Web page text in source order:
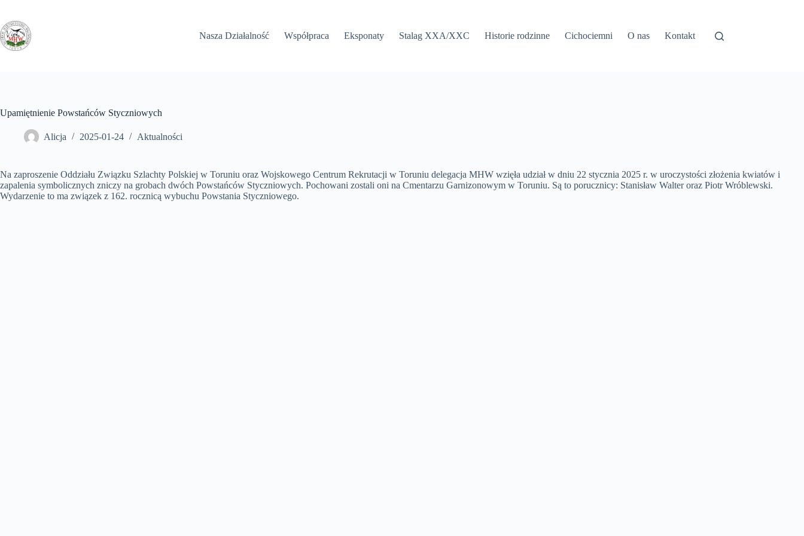
treści
Nasza Działalność
Współpraca Eksponaty Stalag XXA/XXC Historie rodzinne Cichociemni O nas Kontakt
Upamiętnienie Powstańców Styczniowych
Alicja 2025-01-24 Aktualności
Na zaproszenie Oddziału Związku Szlachty Polskiej w Toruniu oraz Wojskowego Centrum Rekrutacji w Toruniu delegacja MHW wzięła udział w dniu 22 stycznia 2025 r. w uroczystości złożenia kwiatów i
zapalenia symbolicznych zniczy na grobach dwóch Powstańców Styczniowych. Pochowani zostali oni na Cmentarzu Garnizonowym w Toruniu. Są to porucznicy: Stanisław Walter oraz Piotr Wróblewski.
Wydarzenie to ma związek z 162. rocznicą wybuchu Powstania Styczniowego.